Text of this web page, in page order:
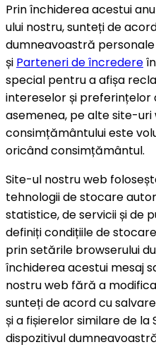
Prin închiderea acestui
ului nostru, sunteți de
dumneavoastră personale
și Parteneri de încredere
special pentru a afișa
intereselor și preferințelor
asemenea, pe alte site-uri
consimțământului este
oricând consimțământul.
Site-ul nostru web
tehnologii de stocare
statistice, de servicii și de
definiți condițiile de
prin setările browserului
închiderea acestui mesaj
nostru web fără a
sunteți de acord cu
și a fișierelor similare de la
dispozitivul